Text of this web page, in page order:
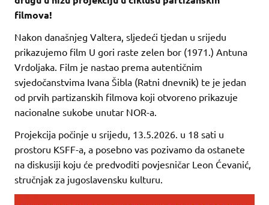
filmova!
Nakon današnjeg Valtera, sljedeći tjedan u srijedu
prikazujemo film U gori raste zelen bor (1971.) Antuna
Vrdoljaka. Film je nastao prema autentičnim
svjedočanstvima Ivana Šibla (Ratni dnevnik) te je jedan
od prvih partizanskih filmova koji otvoreno prikazuje
nacionalne sukobe unutar NOR-a.
Projekcija počinje u srijedu, 13.5.2026. u 18 sati u
prostoru KSFF-a, a posebno vas pozivamo da ostanete
na diskusiji koju će predvoditi povjesničar Leon Ćevanić,
stručnjak za jugoslavensku kulturu.